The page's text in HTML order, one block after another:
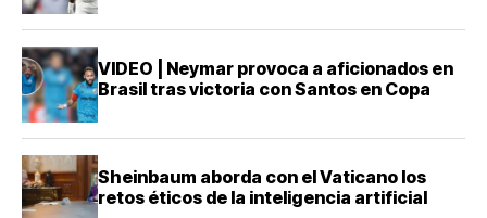
VIDEO | Neymar provoca a aficionados en
Brasil tras victoria con Santos en Copa
Sheinbaum aborda con el Vaticano los
retos éticos de la inteligencia artificial